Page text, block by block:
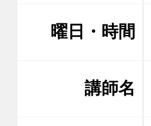
曜日・時間
講師名